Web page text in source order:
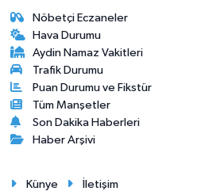
Nöbetçi Eczaneler
Hava Durumu
Aydin Namaz Vakitleri
Trafik Durumu
Puan Durumu ve Fikstür
Tüm Manşetler
Son Dakika Haberleri
Haber Arşivi
Künye İletişim